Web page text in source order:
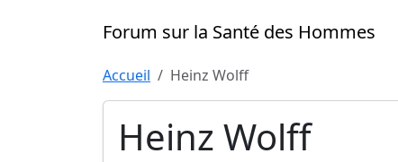
Forum sur la Santé des Hommes
Accueil Heinz Wolff
Heinz Wolff